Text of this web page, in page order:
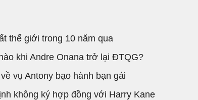
thế giới trong 10 năm qua
khi Andre Onana trở lại ĐTQG?
vụ Antony bạo hành bạn gái
không ký hợp đồng với Harry Kane